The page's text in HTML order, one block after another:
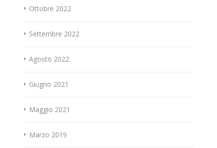
Ottobre 2022
Settembre 2022
Agosto 2022
Giugno 2021
Maggio 2021
Marzo 2019